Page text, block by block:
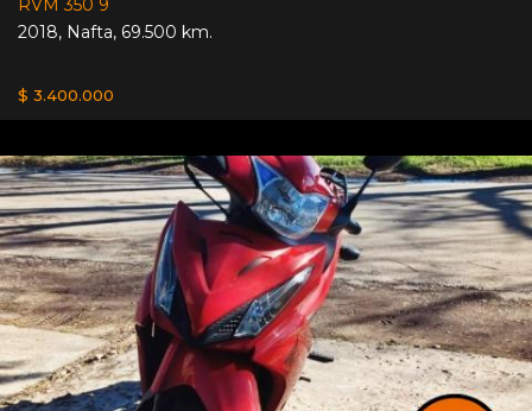
RVM 350 9
2018, Nafta, 69.500 km.
$ 3.400.000